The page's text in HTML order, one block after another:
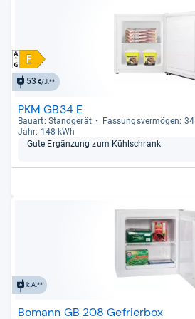
53 €/J.**
PKM GB34 E
Bau­art: Stand­ge­rät Fas­sungs­ver­mö­gen: 34 l
Jahr: 148 kWh
Gute Ergän­zung zum Kühl­schrank
k.A.**
Bomann GB 208 Gefrierbox